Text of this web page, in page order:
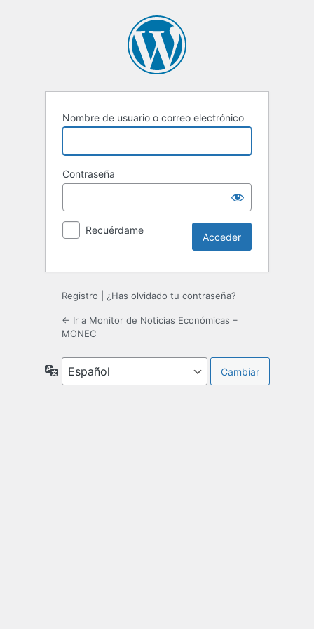
Nombre de usuario o correo electrónico
Contraseña
Recuérdame
Registro ¿Has olvidado tu contraseña?
← Ir a Monitor de Noticias Económicas –
MONEC
Idioma